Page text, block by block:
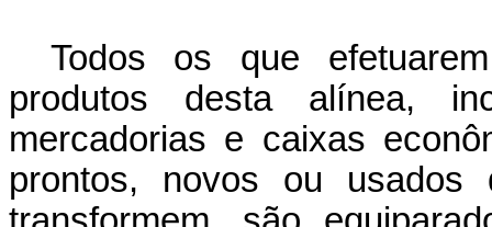
Todos os que
produtos desta alínea,
mercadorias e caixas
prontos, novos ou usados